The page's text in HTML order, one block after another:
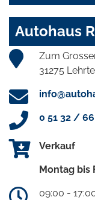
Autohaus
Zum
31275
0 51 32 /
Verkauf
Montag bis
09:00 -